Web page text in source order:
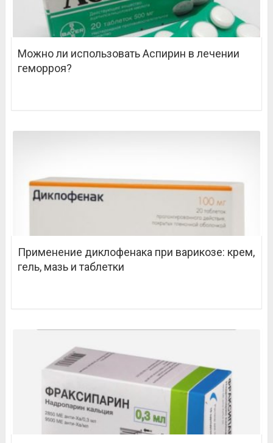
Можно ли использовать Аспирин в лечении
геморроя?
Применение диклофенака при варикозе: крем,
гель, мазь и таблетки